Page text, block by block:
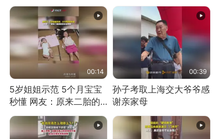
00:14
5岁姐姐示范 5个月宝宝
秒懂 网友：原来二胎的
快乐长这样
00:39
孙子考取上海交大爷爷感
谢亲家母